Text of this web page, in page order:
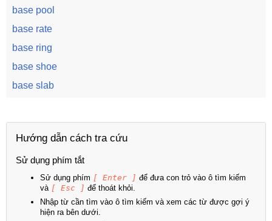
base pool
base rate
base ring
base shoe
base slab
Hướng dẫn cách tra cứu
Sử dụng phím tắt
Sử dụng phím [ Enter ] để đưa con trỏ vào ô tìm kiếm
và [ Esc ] để thoát khỏi.
Nhập từ cần tìm vào ô tìm kiếm và xem các từ được gợi ý
hiện ra bên dưới.